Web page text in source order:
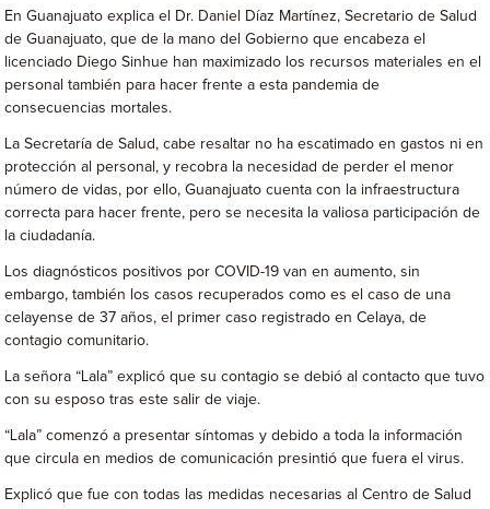
En Guanajuato explica el Dr. Daniel Díaz Martínez, Secretario de Salud
de Guanajuato, que de la mano del Gobierno que encabeza el
licenciado Diego Sinhue han maximizado los recursos materiales en el
personal también para hacer frente a esta pandemia de
consecuencias mortales.
La Secretaría de Salud, cabe resaltar no ha escatimado en gastos ni en
protección al personal, y recobra la necesidad de perder el menor
número de vidas, por ello, Guanajuato cuenta con la infraestructura
correcta para hacer frente, pero se necesita la valiosa participación de
la ciudadanía.
Los diagnósticos positivos por COVID-19 van en aumento, sin
embargo, también los casos recuperados como es el caso de una
celayense de 37 años, el primer caso registrado en Celaya, de
contagio comunitario.
La señora “Lala” explicó que su contagio se debió al contacto que tuvo
con su esposo tras este salir de viaje.
“Lala” comenzó a presentar síntomas y debido a toda la información
que circula en medios de comunicación presintió que fuera el virus.
Explicó que fue con todas las medidas necesarias al Centro de Salud